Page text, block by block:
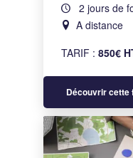
2 jours de
A distance
TARIF :850€
Découvrir cette